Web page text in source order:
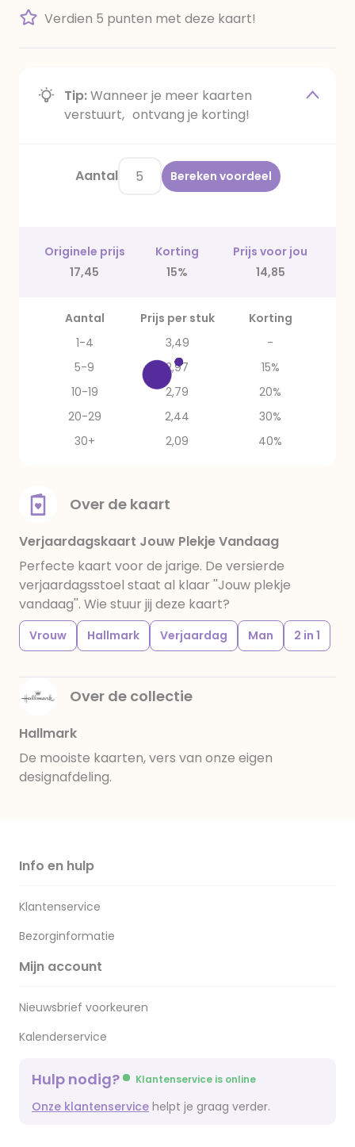
Verdien 5 punten met deze kaart!
Tip:Wanneer je meer kaarten
verstuurt, ontvang je korting!
Aantal Bereken voordeel
Originele prijs Korting
Prijs voor jou
17,45
15% 14,85
Aantal Prijs per stuk
Korting
1-4
3,49
-
5-9
2,97
15%
10-19
2,79
20%
20-29
2,44
30%
30+
2,09 40%
Over de kaart
Verjaardagskaart Jouw Plekje Vandaag
Perfecte kaart voor de jarige. De versierde
verjaardagsstoel staat al klaar ''Jouw plekje
vandaag''. Wie stuur jij deze kaart?
Vrouw Hallmark Verjaardag Man 2 in 1
Over de collectie
Hallmark
De mooiste kaarten, vers van onze eigen
designafdeling.
Info en hulp
Klantenservice
Bezorginformatie
Mijn account
Nieuwsbrief voorkeuren
Kalenderservice
Hulp nodig? Klantenservice is online
Onze klantenservice helpt je graag verder.